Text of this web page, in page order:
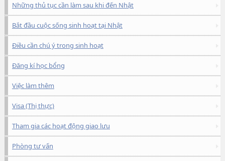
Những thủ tục cần làm sau khi đến Nhật
Bắt đầu cuộc sống sinh hoạt tại Nhật
Điều cần chú ý trong sinh hoạt
Đăng kí học bổng
Việc làm thêm
Visa (Thị thực)
Tham gia các hoạt động giao lưu
Phòng tư vấn